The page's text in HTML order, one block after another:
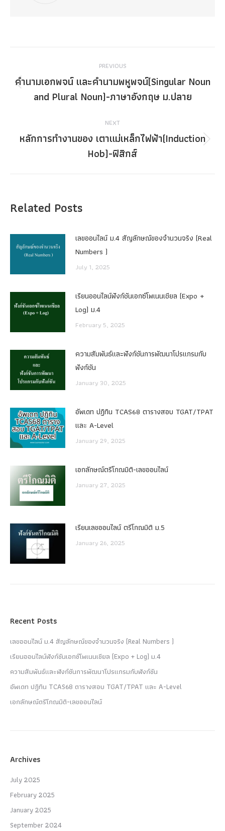
navigation
PREVIOUS
Previous
post:
คำนามเอกพจน์ และคำนามพหูพจน์(Singular Noun
and Plural Noun)-ภาษาอังกฤษ ม.ปลาย
NEXT
Next
post:
หลักการทำงานของ เตาแม่เหล็กไฟฟ้า(Induction
Hob)-ฟิสิกส์
Related Posts
เลขออนไลน์ ม.4 สัญลักษณ์ของจำนวนจริง (Real
Numbers )
July 1, 2025
เรียนออนไลน์ฟังก์ชันเอกซ์โพเนนเชียล (Expo +
Log) ม.4
February 5, 2025
ความสัมพันธ์และฟังก์ชันการพัฒนาโปรแกรมกับ
ฟังก์ชัน
January 30, 2025
อัพเดท ปฏิทิน TCAS68 ตารางสอบ TGAT/TPAT
และ A-Level
January 29, 2025
เอกลักษณ์ตรีโกณมิติ-เลขออนไลน์
January 27, 2025
เรียนเลขออนไลน์ ตรีโกณมิติ ม.5
January 26, 2025
Recent Posts
เลขออนไลน์ ม.4 สัญลักษณ์ของจำนวนจริง (Real Numbers )
เรียนออนไลน์ฟังก์ชันเอกซ์โพเนนเชียล (Expo + Log) ม.4
ความสัมพันธ์และฟังก์ชันการพัฒนาโปรแกรมกับฟังก์ชัน
อัพเดท ปฏิทิน TCAS68 ตารางสอบ TGAT/TPAT และ A-Level
เอกลักษณ์ตรีโกณมิติ-เลขออนไลน์
Archives
July 2025
February 2025
January 2025
September 2024